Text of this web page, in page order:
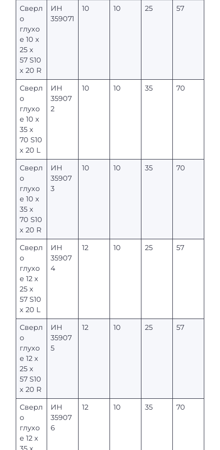
Сверл
о
глухо
е 10 х
25 х
57 S10
х 20 R
ИН
359071
10 10 25 57
Сверл
о
глухо
е 10 х
35 х
70 S10
х 20 L
ИН
35907
2
10 10 35 70
Сверл
о
глухо
е 10 х
35 х
70 S10
х 20 R
ИН
35907
3
10 10 35 70
Сверл
о
глухо
е 12 х
25 х
57 S10
х 20 L
ИН
35907
4
12 10 25 57
Сверл
о
глухо
е 12 х
25 х
57 S10
х 20 R
ИН
35907
5
12 10 25 57
Сверл
о
глухо
е 12 х
ИН
35907
6
12 10 35 70